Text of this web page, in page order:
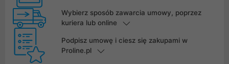
Wybierz sposób zawarcia umowy, poprzez
kuriera lub online
Podpisz umowę i ciesz się zakupami w
Proline.pl